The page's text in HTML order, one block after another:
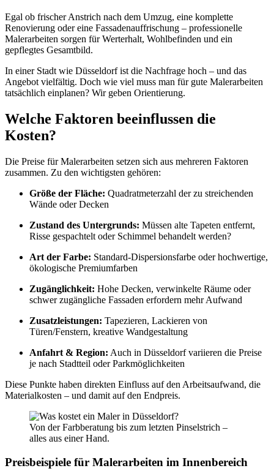
Egal ob frischer Anstrich nach dem Umzug, eine komplette
Renovierung oder eine Fassadenauffrischung – professionelle
Malerarbeiten sorgen für Werterhalt, Wohlbefinden und ein
gepflegtes Gesamtbild.
In einer Stadt wie Düsseldorf ist die Nachfrage hoch – und das
Angebot vielfältig. Doch wie viel muss man für gute Malerarbeiten
tatsächlich einplanen? Wir geben Orientierung.
Welche Faktoren beeinflussen die
Kosten?
Die Preise für Malerarbeiten setzen sich aus mehreren Faktoren
zusammen. Zu den wichtigsten gehören:
Größe der Fläche: Quadratmeterzahl der zu streichenden
Wände oder Decken
Zustand des Untergrunds: Müssen alte Tapeten entfernt,
Risse gespachtelt oder Schimmel behandelt werden?
Art der Farbe: Standard-Dispersionsfarbe oder hochwertige,
ökologische Premiumfarben
Zugänglichkeit: Hohe Decken, verwinkelte Räume oder
schwer zugängliche Fassaden erfordern mehr Aufwand
Zusatzleistungen: Tapezieren, Lackieren von
Türen/Fenstern, kreative Wandgestaltung
Anfahrt & Region: Auch in Düsseldorf variieren die Preise
je nach Stadtteil oder Parkmöglichkeiten
Diese Punkte haben direkten Einfluss auf den Arbeitsaufwand, die
Materialkosten – und damit auf den Endpreis.
Von der Farbberatung bis zum letzten Pinselstrich –
alles aus einer Hand.
Preisbeispiele für Malerarbeiten im Innenbereich